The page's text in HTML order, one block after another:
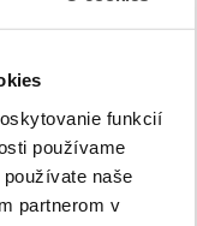
funkcií
používame
naše
partnerom v